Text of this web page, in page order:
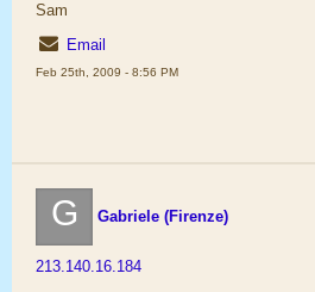
Sam
Email
Feb 25th, 2009 - 8:56 PM
G Gabriele (Firenze)
213.140.16.184